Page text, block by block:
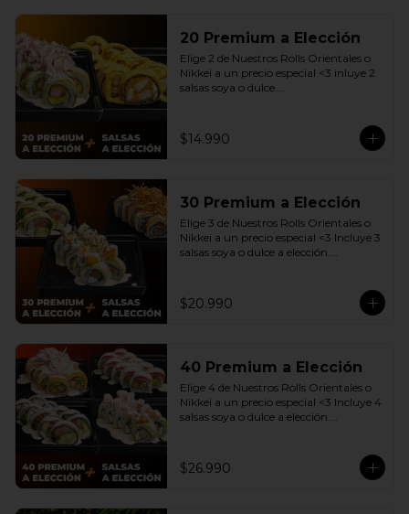
20 Premium a Elección
Elige 2 de Nuestros Rolls Orientales o
Nikkei a un precio especial <3 inluye 2
salsas soya o dulce.
$14.990
30 Premium a Elección
Elige 3 de Nuestros Rolls Orientales o
Nikkei a un precio especial <3 Incluye 3
salsas soya o dulce a elección.
$20.990
40 Premium a Elección
Elige 4 de Nuestros Rolls Orientales o
Nikkei a un precio especial <3 Incluye 4
salsas soya o dulce a elección.
$26.990